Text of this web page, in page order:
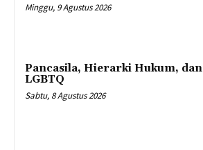
Minggu, 9 Agustus 2026
Pancasila, Hierarki Hukum, dan
LGBTQ
Sabtu, 8 Agustus 2026